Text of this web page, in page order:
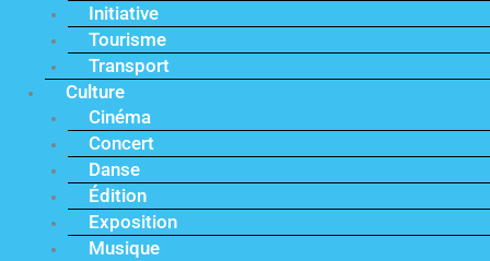
Initiative
Tourisme
Transport
Culture
Cinéma
Concert
Danse
Édition
Exposition
Musique